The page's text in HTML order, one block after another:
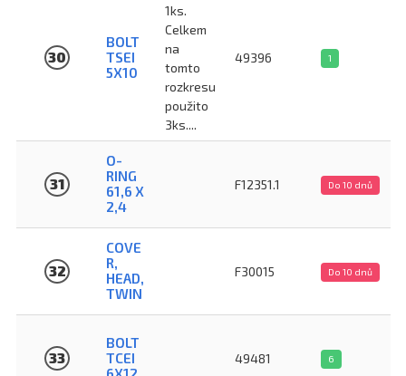
30
BOLT
TSEI
5X10
1ks.
Celkem
na
tomto
rozkresu
použito
3ks....
49396 1
31
O-
RING
61,6 X
2,4
F12351.1 Do 10 dnů
32
COVE
R,
HEAD,
TWIN
F30015 Do 10 dnů
33
BOLT
TCEI
49481 6